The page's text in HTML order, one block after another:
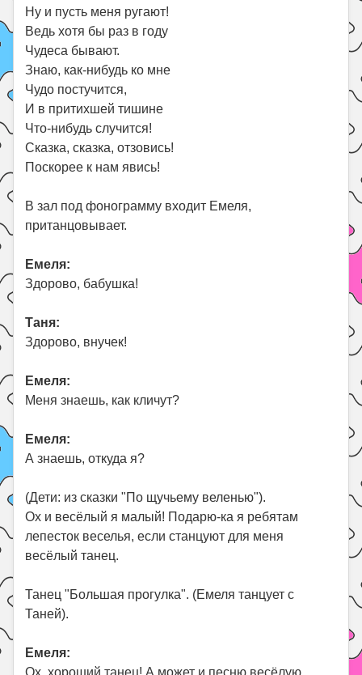
Ну и пусть меня ругают!
Ведь хотя бы раз в году
Чудеса бывают.
Знаю, как-нибудь ко мне
Чудо постучится,
И в притихшей тишине
Что-нибудь случится!
Сказка, сказка, отзовись!
Поскорее к нам явись!
В зал под фонограмму входит Емеля,
пританцовывает.
Емеля:
Здорово, бабушка!
Таня:
Здорово, внучек!
Емеля:
Меня знаешь, как кличут?
Емеля:
А знаешь, откуда я?
(Дети: из сказки "По щучьему веленью").
Ох и весёлый я малый! Подарю-ка я ребятам
лепесток веселья, если станцуют для меня
весёлый танец.
Танец "Большая прогулка". (Емеля танцует с
Таней).
Емеля:
Ох, хороший танец! А может и песню весёлую